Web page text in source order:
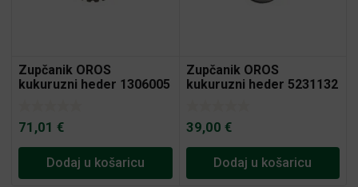
Zupčanik OROS
kukuruzni heder 1306005
71,01 €
Dodaj u košaricu
Zupčanik OROS
kukuruzni heder 5231132
39,00 €
Dodaj u košaricu